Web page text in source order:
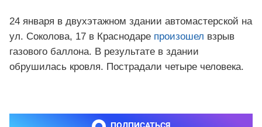
24 января в двухэтажном здании автомастерской на
ул. Соколова, 17 в Краснодаре произошел взрыв
газового баллона. В результате в здании
обрушилась кровля. Пострадали четыре человека.